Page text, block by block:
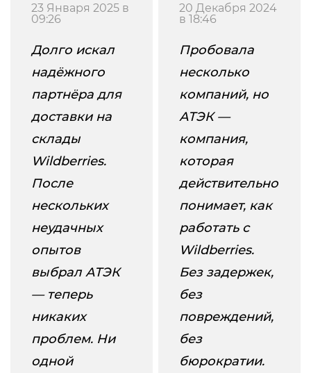
23 Января 2025 в
09:26
Долго искал
надёжного
партнёра для
доставки на
склады
Wildberries.
После
нескольких
неудачных
опытов
выбрал АТЭК
— теперь
никаких
проблем. Ни
одной
20 Декабря 2024
в 18:46
Пробовала
несколько
компаний, но
АТЭК —
компания,
которая
действительно
понимает, как
работать с
Wildberries.
Без задержек,
без
повреждений,
без
бюрократии.